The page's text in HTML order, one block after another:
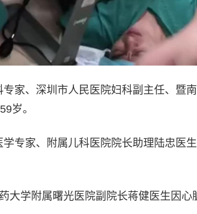
家、深圳市人民医院妇科副主任、暨
岁。
专家、附属儿科医院院长助理陆忠医
大学附属曙光医院副院长蒋健医生因心